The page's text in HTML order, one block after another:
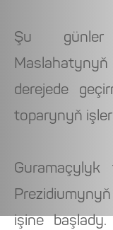
Şu günler
derejede
toparynyň
işine